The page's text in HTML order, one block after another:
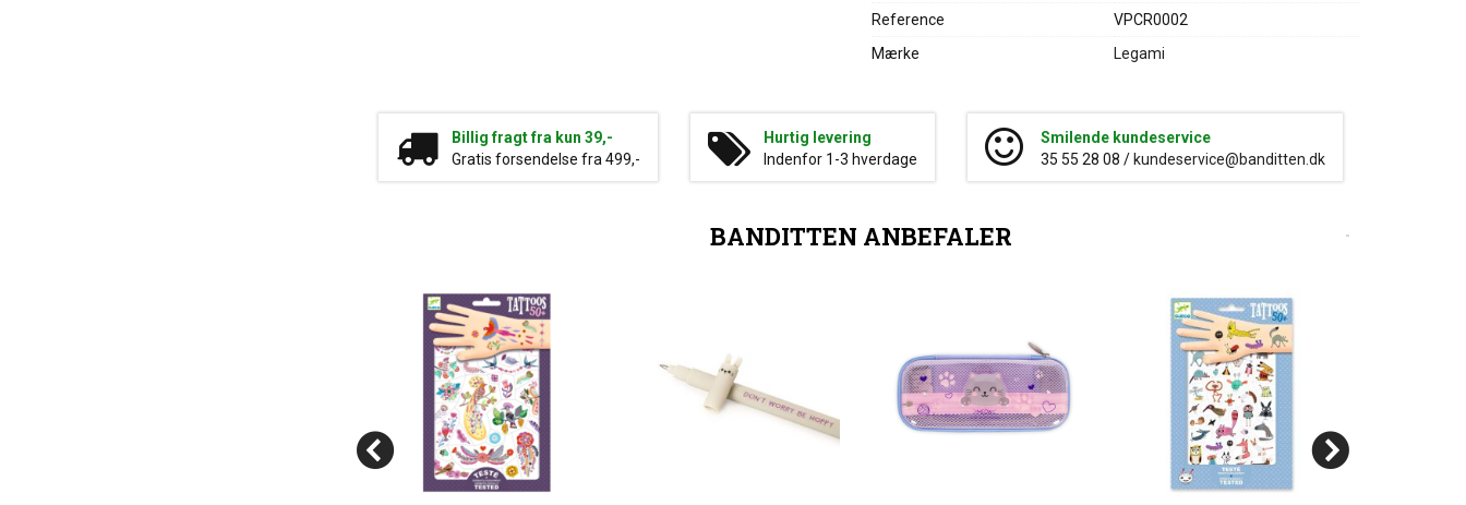
Reference
VPCR0002
Mærke
Legami
Billig fragt fra kun 39,-
Gratis forsendelse fra 499,-
Hurtig levering
Indenfor 1-3 hverdage
Smilende kundeservice
35 55 28 08 / kundeservice@banditten.dk
BANDITTEN ANBEFALER